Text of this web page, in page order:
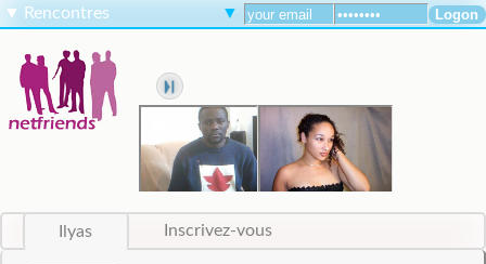
▼ Rencontres ▼
Ilyas Inscrivez-vous